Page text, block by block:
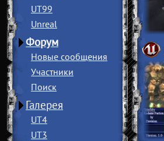
UT99
Unreal
Форум
Новые сообщения
Участники
Поиск
Галерея
UT4
UT3